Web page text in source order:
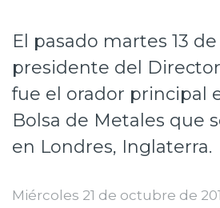
Innovación
Inversionistas
Prensa
Trabaja en Codelco
Transparencia activa
El pasado martes 13
presidente del
fue el orador principal
Bolsa de Metales que
en Londres, Inglaterra.
Miércoles 21 de octubre de